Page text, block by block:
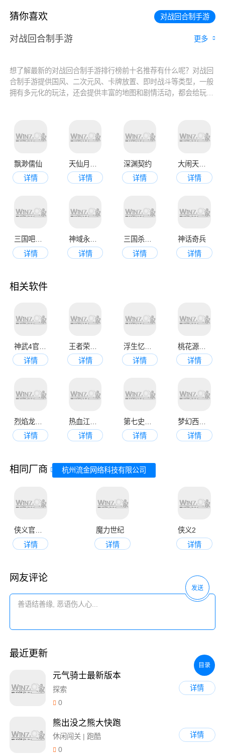
猜你喜欢 对战回合制手游
对战回合制手游 更多
想了解最新的对战回合制手游排行榜前十名推荐有什么呢？对战回
合制手游提供国风、二次元风、卡牌放置、即时战斗等类型，一般
拥有多元化的玩法，还会提供丰富的地图和剧情活动，都会给玩家
飘渺儒仙
详情
详情
深渊契约
详情
详情
三国吧兄弟官方版
详情
详情
三国杀名将传
详情
神话奇兵
详情
相关软件
神武4官网最新版本
详情
王者荣耀最新版本2023
详情
浮生忆玲珑手游
详情
详情
烈焰龙城传奇手游
详情
详情
详情
详情
相同厂商 杭州流金网络科技有限公司
侠义官网版
详情
魔力世纪
详情
侠义2
详情
网友评论
发送
最近更新
元气骑士最新版本
探索
0
详情
熊出没之熊大快跑
休闲闯关 | 跑酷
0
详情
目录